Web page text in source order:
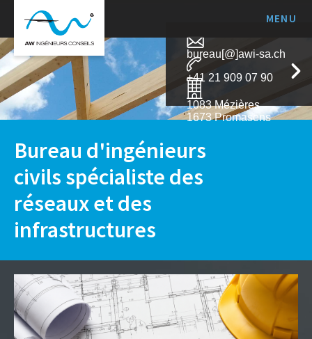
sa.ch
MENU
Bureau d'ingénieurs
civils spécialiste des
réseaux et des
infrastructures
bureau[@]awi-sa.ch
+41 21 909 07 90
1083 Mézières
1673 Promasens